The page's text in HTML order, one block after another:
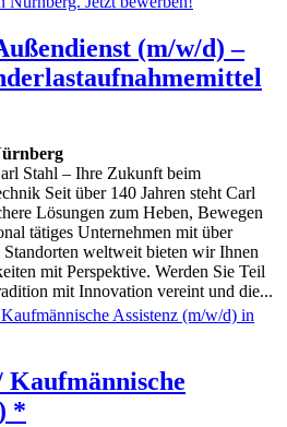
(m/w/d) –
Stahl – Ihre Zukunft beim
Seit über 140 Jahren steht Carl
Lösungen zum Heben, Bewegen
tätiges Unternehmen mit über
weltweit bieten wir Ihnen
mit Perspektive. Werden Sie Teil
mit Innovation vereint und die...
*